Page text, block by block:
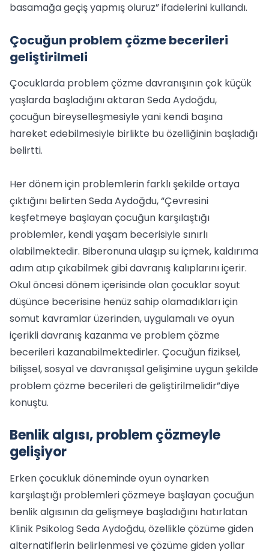
basamağa geçiş yapmış oluruz” ifadelerini kullandı.
Çocuğun problem çözme becerileri
geliştirilmeli
Çocuklarda problem çözme davranışının çok küçük
yaşlarda başladığını aktaran Seda Aydoğdu,
çocuğun bireyselleşmesiyle yani kendi başına
hareket edebilmesiyle birlikte bu özelliğinin başladığı
belirtti.
Her dönem için problemlerin farklı şekilde ortaya
çıktığını belirten Seda Aydoğdu, “Çevresini
keşfetmeye başlayan çocuğun karşılaştığı
problemler, kendi yaşam becerisiyle sınırlı
olabilmektedir. Biberonuna ulaşıp su içmek, kaldırıma
adım atıp çıkabilmek gibi davranış kalıplarını içerir.
Okul öncesi dönem içerisinde olan çocuklar soyut
düşünce becerisine henüz sahip olamadıkları için
somut kavramlar üzerinden, uygulamalı ve oyun
içerikli davranış kazanma ve problem çözme
becerileri kazanabilmektedirler. Çocuğun fiziksel,
bilişsel, sosyal ve davranışsal gelişimine uygun şekilde
problem çözme becerileri de geliştirilmelidir”diye
konuştu.
Benlik algısı, problem çözmeyle
gelişiyor
Erken çocukluk döneminde oyun oynarken
karşılaştığı problemleri çözmeye başlayan çocuğun
benlik algısının da gelişmeye başladığını hatırlatan
Klinik Psikolog Seda Aydoğdu, özellikle çözüme giden
alternatiflerin belirlenmesi ve çözüme giden yollar